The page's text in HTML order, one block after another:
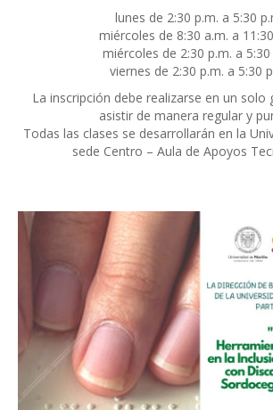
lunes de 2:30 p.m. a 5:30
miércoles de 8:30 a.m. a
miércoles de 2:30 p.m. a 5:30
viernes de 2:30 p.m. a 5:30
La inscripción debe realizarse en un solo
asistir de manera regular y
Todas las clases se desarrollarán en la
sede Centro – Aula de Apoyos